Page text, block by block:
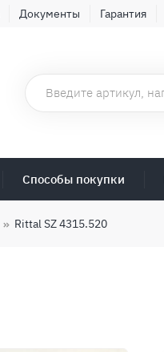
Документы Гарантия
Способы покупки
Rittal SZ 4315.520